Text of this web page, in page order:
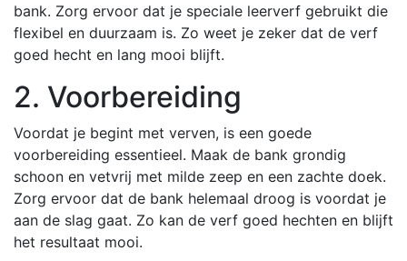
bank. Zorg ervoor dat je speciale leerverf gebruikt die
flexibel en duurzaam is. Zo weet je zeker dat de verf
goed hecht en lang mooi blijft.
2. Voorbereiding
Voordat je begint met verven, is een goede
voorbereiding essentieel. Maak de bank grondig
schoon en vetvrij met milde zeep en een zachte doek.
Zorg ervoor dat de bank helemaal droog is voordat je
aan de slag gaat. Zo kan de verf goed hechten en blijft
het resultaat mooi.